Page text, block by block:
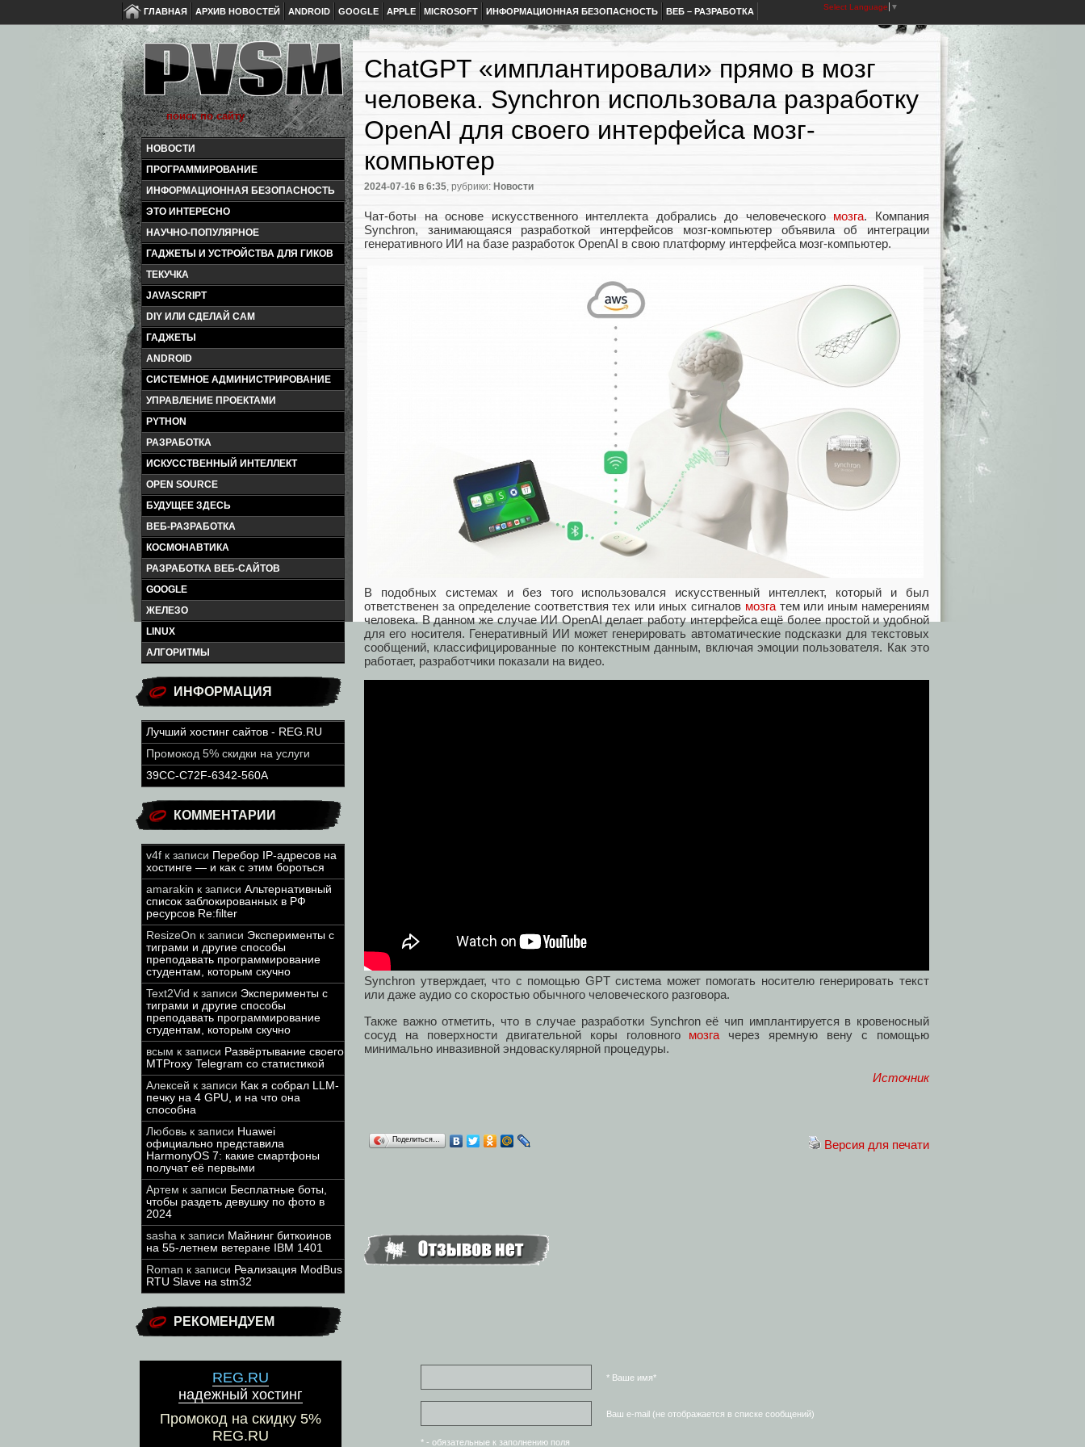
ГЛАВНАЯ АРХИВ НОВОСТЕЙ ANDROID GOOGLE APPLE MICROSOFT ИНФОРМАЦИОННАЯ БЕЗОПАСНОСТЬ ВЕБ – РАЗРАБОТКА Select Language ▼
НОВОСТИ
ПРОГРАММИРОВАНИЕ
ИНФОРМАЦИОННАЯ БЕЗОПАСНОСТЬ
ЭТО ИНТЕРЕСНО
НАУЧНО-ПОПУЛЯРНОЕ
ГАДЖЕТЫ И УСТРОЙСТВА ДЛЯ ГИКОВ
ТЕКУЧКА
JAVASCRIPT
DIY ИЛИ СДЕЛАЙ САМ
ГАДЖЕТЫ
ANDROID
СИСТЕМНОЕ АДМИНИСТРИРОВАНИЕ
УПРАВЛЕНИЕ ПРОЕКТАМИ
PYTHON
РАЗРАБОТКА
ИСКУССТВЕННЫЙ ИНТЕЛЛЕКТ
OPEN SOURCE
БУДУЩЕЕ ЗДЕСЬ
ВЕБ-РАЗРАБОТКА
КОСМОНАВТИКА
РАЗРАБОТКА ВЕБ-САЙТОВ
GOOGLE
ЖЕЛЕЗО
LINUX
АЛГОРИТМЫ
ИНФОРМАЦИЯ
Лучший хостинг сайтов - REG.RU
Промокод 5% скидки на услуги
39CC-C72F-6342-560A
КОММЕНТАРИИ
v4f к записи Перебор IP-адресов на
хостинге — и как с этим бороться
amarakin к записи Альтернативный
список заблокированных в РФ
ресурсов Re:filter
ResizeOn к записи Эксперименты с
тиграми и другие способы
преподавать программирование
студентам, которым скучно
Text2Vid к записи Эксперименты с
тиграми и другие способы
преподавать программирование
студентам, которым скучно
всым к записи Развёртывание своего
MTProxy Telegram со статистикой
Алексей к записи Как я собрал LLM-
печку на 4 GPU, и на что она
способна
Любовь к записи Huawei
официально представила
HarmonyOS 7: какие смартфоны
получат её первыми
Артем к записи Бесплатные боты,
чтобы раздеть девушку по фото в
2024
sasha к записи Майнинг биткоинов
на 55-летнем ветеране IBM 1401
Roman к записи Реализация ModBus
RTU Slave на stm32
РЕКОМЕНДУЕМ
REG.RU
надежный хостинг
Промокод на скидку 5%
REG.RU
ChatGPT «имплантировали» прямо в мозг
человека. Synchron использовала разработку
OpenAI для своего интерфейса мозг-
компьютер
2024-07-16 в 6:35, рубрики: Новости
Чат-боты на основе искусственного интеллекта добрались до человеческого мозга. Компания
Synchron, занимающаяся разработкой интерфейсов мозг-компьютер объявила об интеграции
генеративного ИИ на базе разработок OpenAI в свою платформу интерфейса мозг-компьютер.
В подобных системах и без того использовался искусственный интеллект, который и был
ответственен за определение соответствия тех или иных сигналов мозгатем или иным намерениям
человека. В данном же случае ИИ OpenAI делает работу интерфейса ещё более простой и удобной
для его носителя. Генеративный ИИ может генерировать автоматические подсказки для текстовых
сообщений, классифицированные по контекстным данным, включая эмоции пользователя. Как это
работает, разработчики показали на видео.
Synchron утверждает, что с помощью GPT система может помогать носителю генерировать текст
или даже аудио со скоростью обычного человеческого разговора.
Также важно отметить, что в случае разработки Synchron её чип имплантируется в кровеносный
сосуд на поверхности двигательной коры головного мозга через яремную вену с помощью
минимально инвазивной эндоваскулярной процедуры.
Источник
Версия для печати
Поделиться…
* Ваше имя*
Ваш e-mail (не отображается в списке сообщений)
* - обязательные к заполнению поля